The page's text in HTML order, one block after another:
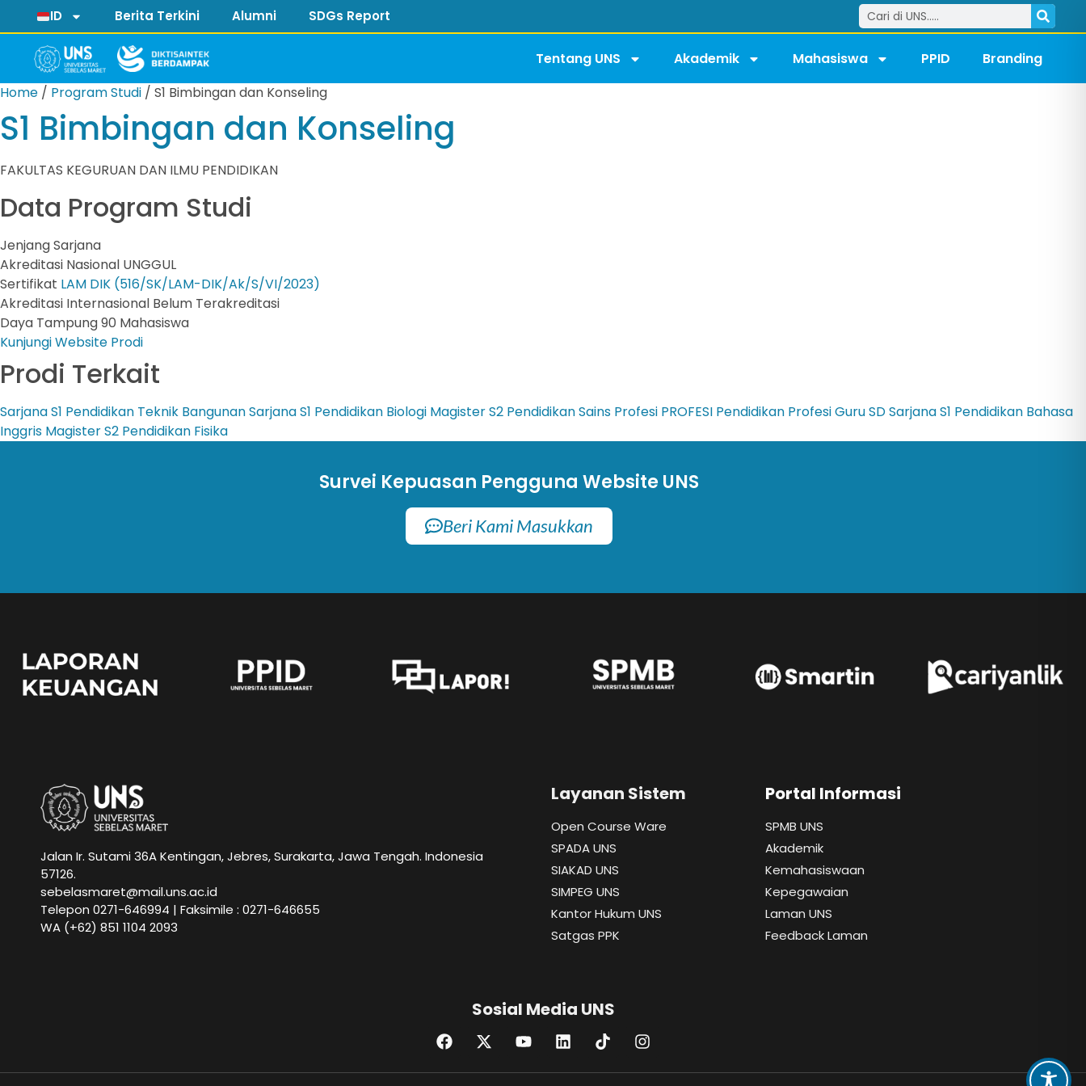
ID Berita Terkini Alumni SDGs Report
Tentang UNS Akademik Mahasiswa PPID
Branding
Home / Program Studi / S1 Bimbingan dan Konseling
S1 Bimbingan dan Konseling
FAKULTAS KEGURUAN DAN ILMU PENDIDIKAN
Data Program Studi
JenjangSarjana
Akreditasi Nasional UNGGUL
Sertifikat LAM DIK (516/SK/LAM-DIK/Ak/S/VI/2023)
Akreditasi Internasional Belum Terakreditasi
Daya Tampung90 Mahasiswa
Kunjungi Website Prodi
Prodi Terkait
SarjanaS1 Pendidikan Teknik BangunanSarjanaS1 Pendidikan Biologi MagisterS2 Pendidikan Sains Profesi PROFESI Pendidikan Profesi Guru SDSarjanaS1 Pendidikan Bahasa
Inggris MagisterS2 Pendidikan Fisika
Survei Kepuasan Pengguna Website UNS
Beri Kami Masukkan
Jalan Ir. Sutami 36A Kentingan, Jebres, Surakarta, Jawa Tengah. Indonesia
57126.
sebelasmaret@mail.uns.ac.id
Telepon 0271-646994 | Faksimile : 0271-646655
WA (+62) 851 1104 2093
Layanan Sistem
Open Course Ware
SPADA UNS
SIAKAD UNS
SIMPEG UNS
Kantor Hukum UNS
Satgas PPK
Portal Informasi
SPMB UNS
Akademik
Kemahasiswaan
Kepegawaian
Laman UNS
Feedback Laman
Sosial Media UNS